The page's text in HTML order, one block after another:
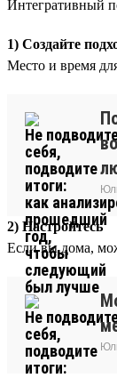
Интегративный
1) Создайте
Место и время
2) Настройтесь
Если вы дома,